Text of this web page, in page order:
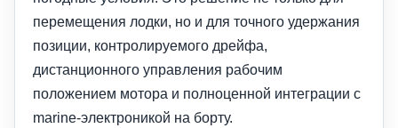
перемещения лодки, но и для точного удержания
позиции, контролируемого дрейфа,
дистанционного управления рабочим
положением мотора и полноценной интеграции с
marine-электроникой на борту.